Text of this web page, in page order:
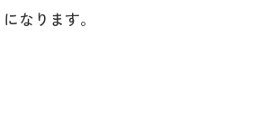
なります。